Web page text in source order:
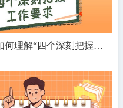
2026年正风肃纪反腐怎么干 | 如何理解“四个深刻把握”工作要求